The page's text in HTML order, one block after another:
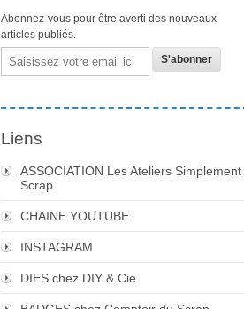
Abonnez-vous pour être averti des nouveaux
articles publiés.
Email
Liens
ASSOCIATION Les Ateliers Simplement
Scrap
CHAINE YOUTUBE
INSTAGRAM
DIES chez DIY & Cie